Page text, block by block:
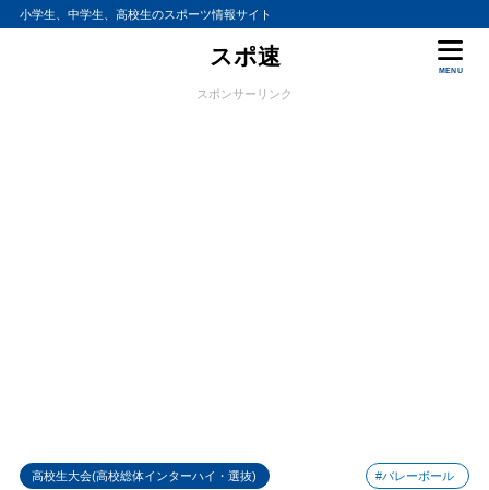
小学生、中学生、高校生のスポーツ情報サイト
スポ速
MENU
スポンサーリンク
高校生大会(高校総体インターハイ・選抜) #バレーボール